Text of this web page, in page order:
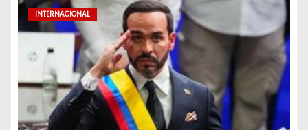
INTERNACIONAL